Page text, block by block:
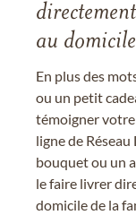
au
En plus des
ou un petit
témoigner votre
ligne de
bouquet ou un
le faire livrer
domicile de la